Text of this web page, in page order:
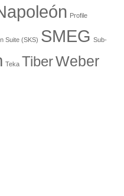
Profile
Suite (SKS) SMEG Sub-
Teka TiberWeber